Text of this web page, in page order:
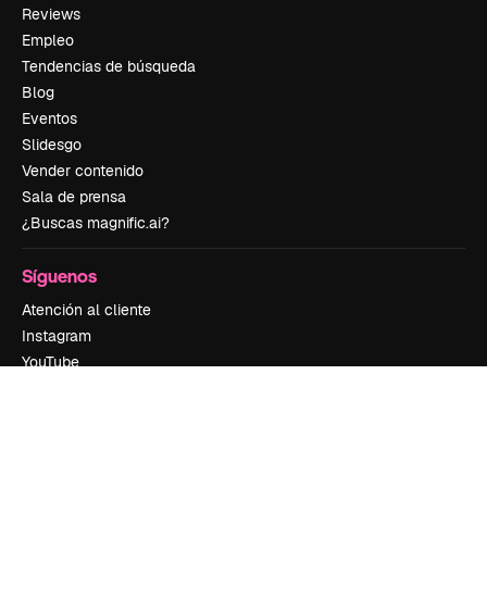
Reviews
Empleo
Tendencias de búsqueda
Blog
Eventos
Slidesgo
Vender contenido
Sala de prensa
¿Buscas magnific.ai?
Síguenos
Atención al cliente
Instagram
YouTube